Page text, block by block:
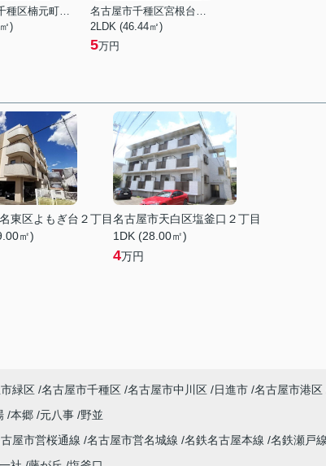
名古屋市千種区楠元町１丁目
)
名古屋市千種区宮根台１丁目
2LDK (46.44㎡)
5万円
東区よもぎ台２丁目
㎡)
名古屋市天白区塩釜口２丁目
1DK (28.00㎡)
4万円
緑区 名古屋市千種区 名古屋市中川区 日進市 名古屋市港区
本郷 元八事 野並
屋市営桜通線 名古屋市営名城線 名鉄名古屋本線 名鉄瀬戸線